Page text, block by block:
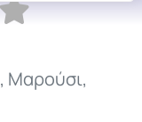
, Μαρούσι,